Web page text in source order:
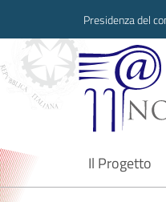
Presidenza del
Il Progetto
current